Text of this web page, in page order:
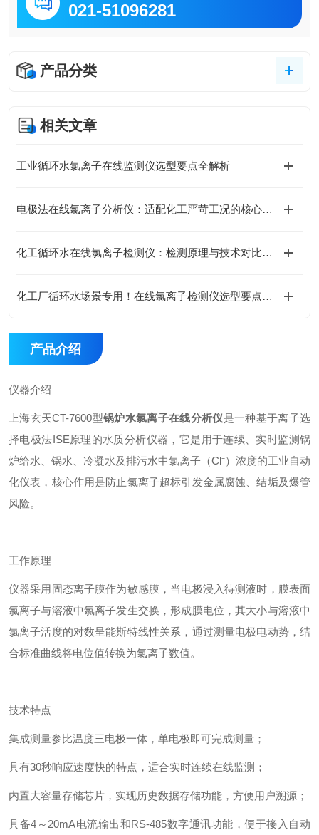
021-51096281
产品分类
相关文章
工业循环水氯离子在线监测仪选型要点全解析
电极法在线氯离子分析仪：适配化工严苛工况的核心优势
化工循环水在线氯离子检测仪：检测原理与技术对比分析
化工厂循环水场景专用！在线氯离子检测仪选型要点与参数解读
产品介绍
仪器介绍
上海玄天CT-7600型锅炉水氯离子在线分析仪是一种基于离子选
择电极法ISE原理的水质分析仪器，它是用于连续、实时监测锅
炉给水、锅水、冷凝水及排污水中氯离子（Cl⁻）浓度的工业自动
化仪表，核心作用是防止氯离子超标引发金属腐蚀、结垢及爆管
风险。
工作原理
仪器采用固态离子膜作为敏感膜，当电极浸入待测液时，膜表面
氯离子与溶液中氯离子发生交换，形成膜电位，其大小与溶液中
氯离子活度的对数呈能斯特线性关系，通过测量电极电动势，结
合标准曲线将电位值转换为氯离子数值。
技术特点
集成测量参比温度三电极一体，单电极即可完成测量；
具有30秒响应速度快的特点，适合实时连续在线监测；
内置大容量存储芯片，实现历史数据存储功能，方便用户溯源；
具备4～20mA电流输出和RS-485数字通讯功能，便于接入自动